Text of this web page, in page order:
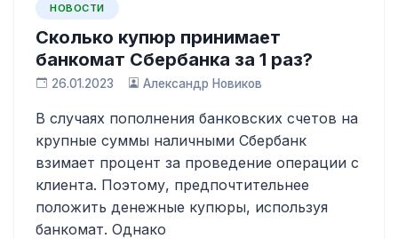
НОВОСТИ
Сколько купюр принимает
банкомат Сбербанка за 1 раз?
26.01.2023 Александр Новиков
В случаях пополнения банковских счетов на
крупные суммы наличными Сбербанк
взимает процент за проведение операции с
клиента. Поэтому, предпочтительнее
положить денежные купюры, используя
банкомат. Однако